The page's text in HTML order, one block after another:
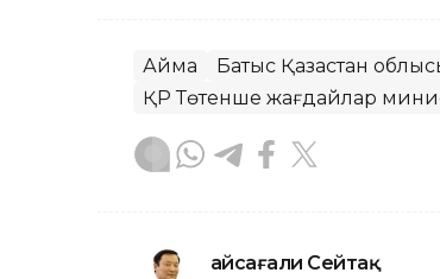
Аймақ Батыс Қазақстан
ҚР Төтенше жағдайлар
Ғайсағали Сейтақ